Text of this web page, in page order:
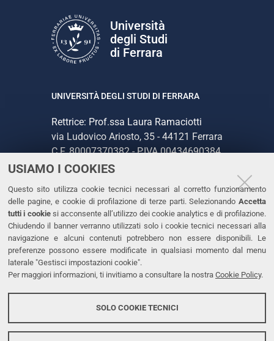
USIAMO I COOKIES
Questo sito utilizza cookie tecnici necessari al corretto funzionamento
delle pagine, e cookie di profilazione di terze parti. Selezionando Accetta
tutti i cookiesi acconsente all’utilizzo dei cookie analytics e di profilazione.
Chiudendo il banner verranno utilizzati solo i cookie tecnici necessari alla
navigazione e alcuni contenuti potrebbero non essere disponibili. Le
preferenze possono essere modificate in qualsiasi momento dal menu
laterale "Gestisci impostazioni cookie".
Per maggiori informazioni, ti invitiamo a consultare la nostra Cookie Policy.
SOLO COOKIE TECNICI
Università
degli Studi
di Ferrara
UNIVERSITÀ DEGLI STUDI DI FERRARA
Rettrice: Prof.ssa Laura Ramaciotti
via Ludovico Ariosto, 35 - 44121 Ferrara
C.F. 80007370382 - P.IVA 00434690384
CONTATTI
Tel. +39 0532 293111
Fax. +39 0532 293031
PEC
LINKS
Accessibilità
Protezione dati personali